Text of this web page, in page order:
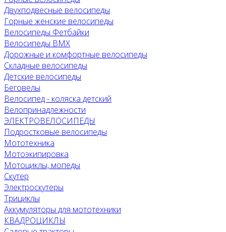
Двухподвесные велосипеды
Горные женские велосипеды
Велосипеды Фетбайки
Велосипеды BMX
Дорожные и комфортные велосипеды
Складные велосипеды
Детские велосипеды
Беговелы
Велосипед - коляска детский
Велопринадлежности
ЭЛЕКТРОВЕЛОСИПЕДЫ
Подростковые велосипеды
Мототехника
Мотоэкипировка
Мотоциклы, мопеды
Скутер
Электроскутеры
Трициклы
Аккумуляторы для мототехники
КВАДРОЦИКЛЫ